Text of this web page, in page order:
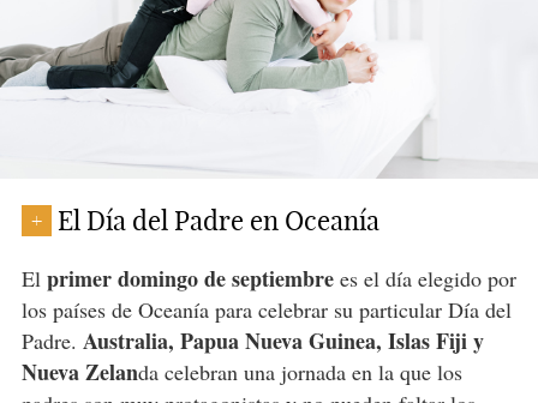
+ El Día del Padre en Oceanía
El primer domingo de septiembrees el día elegido por
los países de Oceanía para celebrar su particular Día del
Padre. Australia, Papua Nueva Guinea, Islas Fiji y
Nueva Zelanda celebran una jornada en la que los